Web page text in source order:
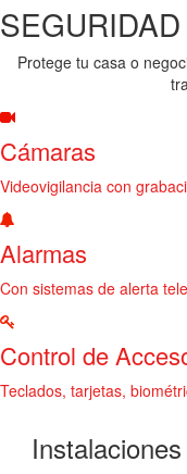
SEGURIDAD
Protege tu casa o
Cámaras
Videovigilancia con
Alarmas
Con sistemas de alerta
Control de
Teclados, tarjetas,